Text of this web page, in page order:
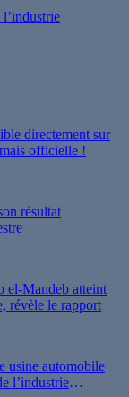
directement sur
officielle !
résultat
el-Mandeb atteint
révèle le rapport
usine automobile
l’industrie